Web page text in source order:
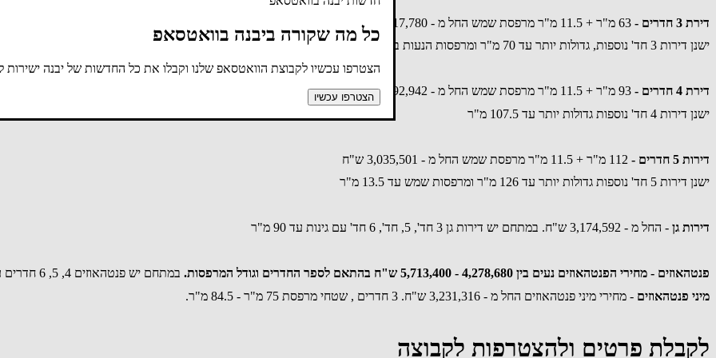
דירת 3 חדרים -
63 מ"ר + 11.5 מ"ר מרפסת שמש החל מ - 2,117,780 ש"ח
ישנן דירות 3 חד' נוספות, גדולות יותר עד 70 מ"ר ומרפסות הנעות בין 11.5 מ"ר -46.5 מ"ר.
דירת 4 חדרים -
ישנן דירות 4 חד' נוספות גדולות יותר עד 107.5 מ"ר
דירות 5 חדרים -
ישנן דירות 5 חד' נוספות גדולות יותר עד 126 מ"ר ומרפסות שמש עד 13.5 מ"ר
דירות גן - החל מ - 3,174,592 ש"ח. במתחם יש דירות גן 3 חד', 5, חד', 6 חד' עם גינות עד 90 מ"ר
פנטהאוזים - מחירי הפנטהאוזים נעים בין 4,278,680 - 5,713,400 ש"ח בהתאם לספר החדרים וגודל המרפסות.
במתחם יש פנטהאוזים 4, 5, 6 חדרים עם מרפסות 48 מ"ר - 114 מ"ר
מיני פנטהאוזים - מחירי מיני פנטהאוזים החל מ - 3,231,316 ש"ח. 3 חדרים , שטחי מרפסת 75 מ"ר - 84.5 מ"ר.
לקבלת פרטים ולהצטרפות לקבוצה
כל מה שקורה ביבנה בוואטסאפ
הצטרפו עכשיו לקבוצת הוואטסאפ שלנו וקבלו את כל החדשות של יבנה ישירות
הצטרפו עכשיו